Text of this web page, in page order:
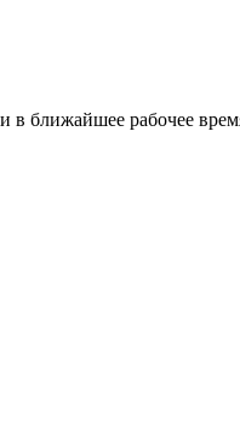
ближайшее рабочее